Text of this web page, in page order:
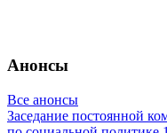
Анонсы
Все анонсы
Заседание постоянной